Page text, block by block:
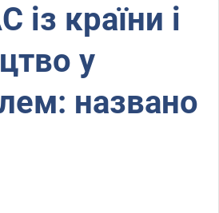
країни і
у
названо